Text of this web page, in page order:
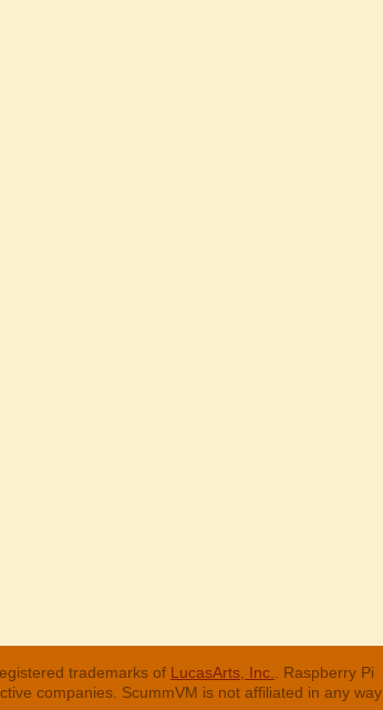
trademarks of LucasArts, Inc.
. Raspberry Pi
companies. ScummVM is not affiliated in any way